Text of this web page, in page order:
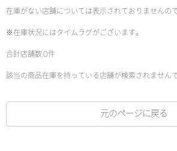
在庫がない店舗については表示されておりませんの
※在庫状況にはタイムラグがございます。
合計店舗数:0件
該当の商品在庫を持っている店舗が検索されませんで
元のページに戻る